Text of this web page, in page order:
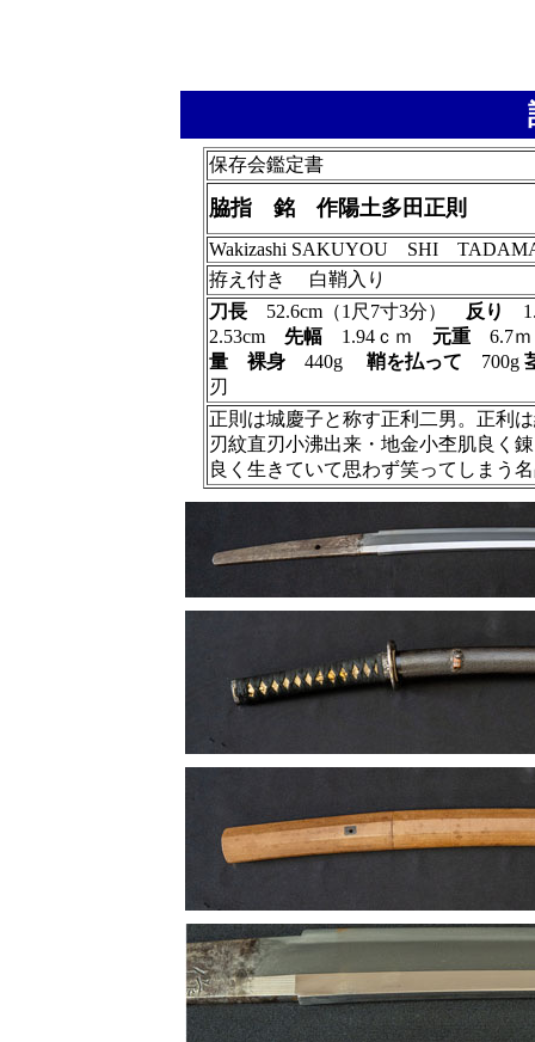
保存会鑑定書
脇指 銘 作陽土多田正則
Wakizashi SAKUYOU SHI
拵え付き 白鞘入り
刀長 52.6cm（1尺7寸3分） 反り
2.53cm 先幅 1.94ｃｍ 元重 6.7
量
裸身 440g 鞘を払って 700g
刃
正則は城慶子と称す正利二男。正利
刃紋直刃小沸出来・地金小杢肌良く
良く生きていて思わず笑ってしまう